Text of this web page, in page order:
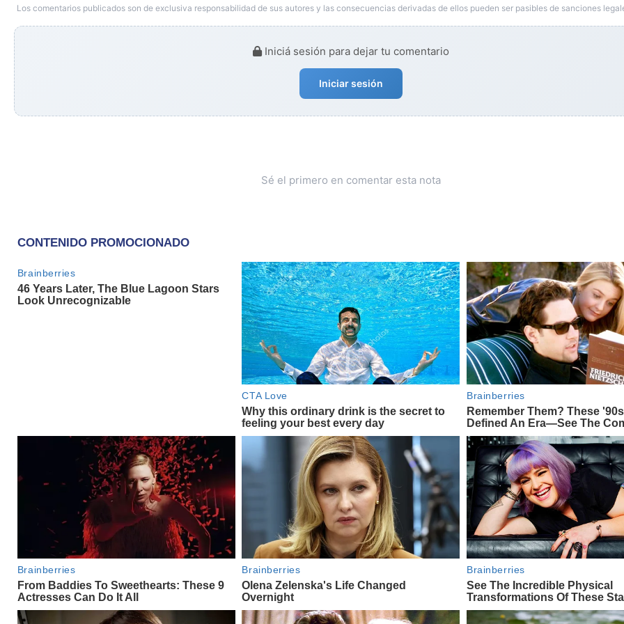
Los comentarios publicados son de exclusiva responsabilidad de sus autores y las consecuencias derivadas de ellos pueden ser pasibles de sanciones
Iniciá sesión para dejar tu comentario
Iniciar sesión
Sé el primero en comentar esta nota